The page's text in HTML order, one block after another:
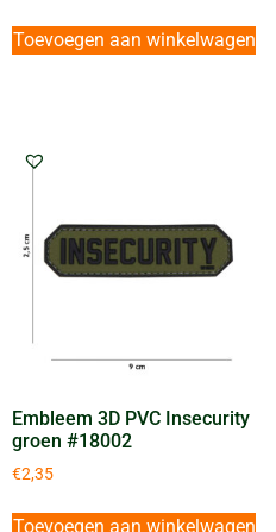
Toevoegen aan winkelwagen
Embleem 3D PVC Insecurity
groen #18002
€2,35
Toevoegen aan winkelwagen